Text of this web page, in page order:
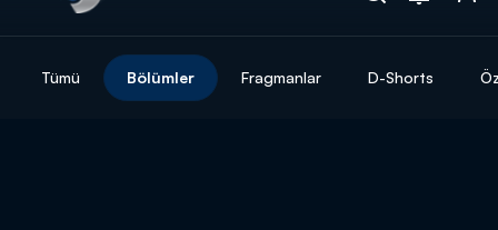
Tümü Bölümler Fragmanlar D-Shorts